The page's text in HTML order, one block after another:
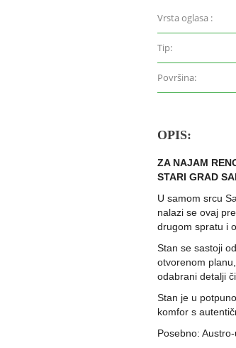
Vrsta oglasa :
Tip:
Površina:
OPIS:
ZA NAJAM
STARI GRAD
U samom srcu
nalazi se ovaj
drugom spratu i
Stan se sastoji
otvorenom
odabrani detalji
Stan je u
komfor s
Posebno: